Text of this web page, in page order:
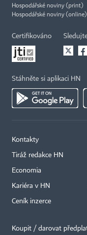
Hospodářské noviny (print)
Hospodářské noviny
Certifikováno
Stáhněte si aplikaci HN
Kontakty
Tiráž redakce HN
Economia
Kariéra v HN
Ceník inzerce
Koupit / darovat